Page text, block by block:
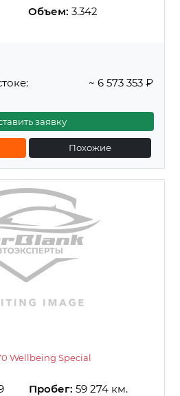
Объем: 3.342
~ 6 573 353 ₽
заявку
Похожие
Wellbeing Special
Пробег: 59 274 км.